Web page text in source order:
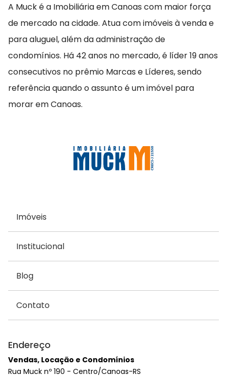
A Muck é a Imobiliária em Canoas com maior força
de mercado na cidade. Atua com imóveis à venda e
para aluguel, além da administração de
condomínios. Há 42 anos no mercado, é líder 19 anos
consecutivos no prêmio Marcas e Líderes, sendo
referência quando o assunto é um imóvel para
morar em Canoas.
Imóveis
Institucional
Blog
Contato
Endereço
Vendas, Locação e Condomínios
Rua Muck nº 190 - Centro/Canoas-RS